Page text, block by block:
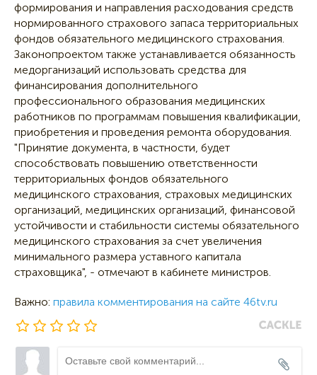
формирования и направления расходования средств
нормированного страхового запаса территориальных
фондов обязательного медицинского страхования.
Законопроектом также устанавливается обязанность
медорганизаций использовать средства для
финансирования дополнительного
профессионального образования медицинских
работников по программам повышения квалификации,
приобретения и проведения ремонта оборудования.
"Принятие документа, в частности, будет
способствовать повышению ответственности
территориальных фондов обязательного
медицинского страхования, страховых медицинских
организаций, медицинских организаций, финансовой
устойчивости и стабильности системы обязательного
медицинского страхования за счет увеличения
минимального размера уставного капитала
страховщика", - отмечают в кабинете министров.
Важно: правила комментирования на сайте 46tv.ru